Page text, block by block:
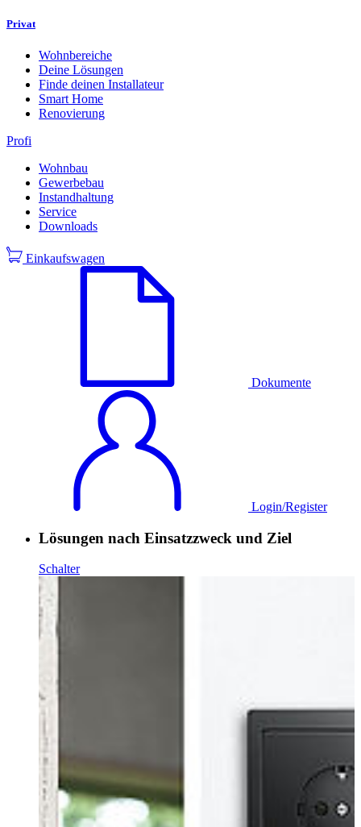
Privat
Wohnbereiche
Deine Lösungen
Finde deinen Installateur
Smart Home
Renovierung
Profi
Wohnbau
Gewerbebau
Instandhaltung
Service
Downloads
Einkaufswagen
Dokumente
Login/Register
Lösungen nach Einsatzzweck und Ziel
Schalter